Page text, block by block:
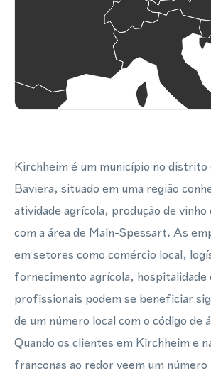
Kirchheim é um município no
Baviera, situado em uma região
atividade agrícola, produção de
com a área de Main-Spessart. As
em setores como comércio local,
fornecimento agrícola, hospitalidade
profissionais podem se beneficiar
de um número local com o código de
Quando os clientes em Kirchheim e
franconas ao redor veem um número